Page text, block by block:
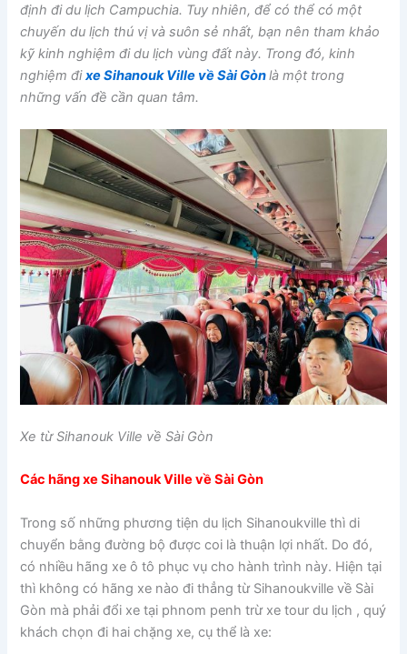
định đi du lịch Campuchia. Tuy nhiên, để có thể có một
chuyến du lịch thú vị và suôn sẻ nhất, bạn nên tham khảo
kỹ kinh nghiệm đi du lịch vùng đất này. Trong đó, kinh
nghiệm đixe Sihanouk Ville về Sài Gònlà một trong
những vấn đề cần quan tâm.
Xe từ Sihanouk Ville về Sài Gòn
Các hãng xe Sihanouk Ville về Sài Gòn
Trong số những phương tiện du lịch Sihanoukville thì di
chuyển bằng đường bộ được coi là thuận lợi nhất. Do đó,
có nhiều hãng xe ô tô phục vụ cho hành trình này. Hiện tại
thì không có hãng xe nào đi thẳng từ Sihanoukville về Sài
Gòn mà phải đổi xe tại phnom penh trừ xe tour du lịch , quý
khách chọn đi hai chặng xe, cụ thể là xe: